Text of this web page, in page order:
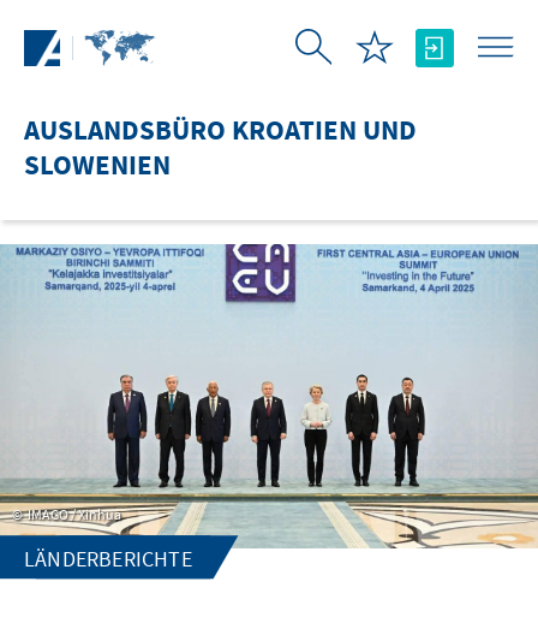
AUSLANDSBÜRO KROATIEN UND
SLOWENIEN
IMAGO / Xinhua
LÄNDERBERICHTE